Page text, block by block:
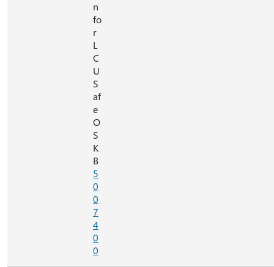
n
fo
r
L
C
U
S
af
e
O
S
K
B
5
0
0
7
4
0
0